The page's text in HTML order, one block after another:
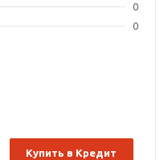
0
0
Купить в Кредит